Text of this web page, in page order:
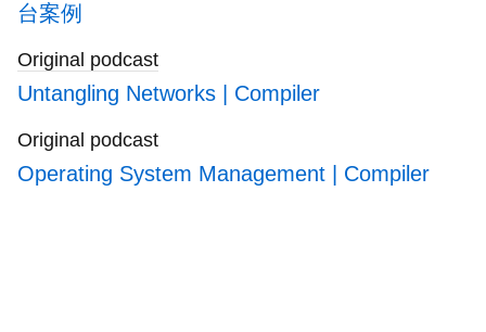
台案例
Original podcast
Untangling Networks | Compiler
Original podcast
Operating System Management | Compiler